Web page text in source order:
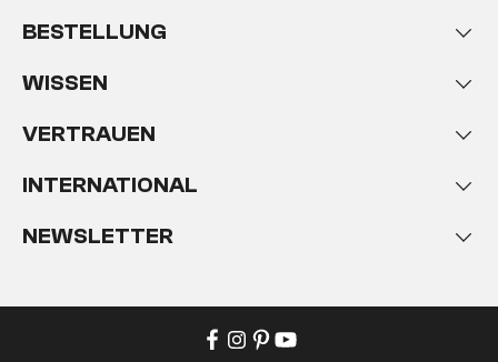
BESTELLUNG
WISSEN
VERTRAUEN
INTERNATIONAL
NEWSLETTER